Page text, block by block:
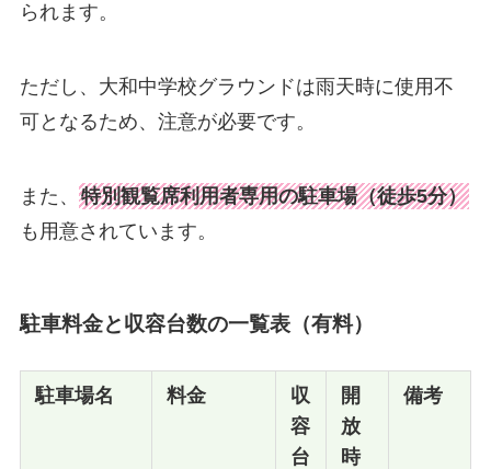
られます。
ただし、大和中学校グラウンドは雨天時に使用不
可となるため、注意が必要です。
また、 特別観覧席利用者専用の駐車場（徒歩5分）
も用意されています。
駐車料金と収容台数の一覧表（有料）
駐車場名 料金
収
容
台
開
放
時
備考